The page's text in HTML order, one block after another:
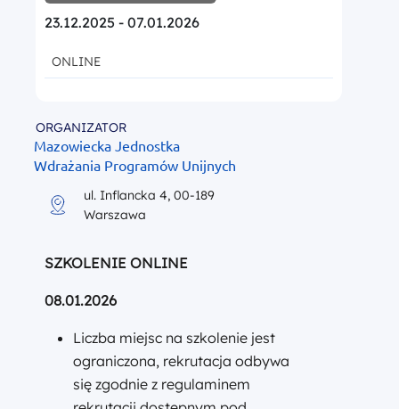
SZKOLENIE ONLINE
08.01.2026
Liczba miejsc na szkolenie jest
ograniczona, rekrutacja odbywa
się zgodnie z regulaminem
23.12.2025 - 07.01.2026
ONLINE
ORGANIZATOR
Mazowiecka Jednostka
Wdrażania Programów Unijnych
ul. Inflancka 4, 00-189
Warszawa